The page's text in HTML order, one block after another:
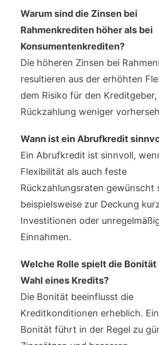
Warum sind die Zinsen bei
Rahmenkrediten höher als bei
Konsumentenkrediten?
Die höheren Zinsen bei
resultieren aus der erhöhten
dem Risiko für den Kreditgeber,
Rückzahlung weniger
Wann ist ein Abrufkredit
Ein Abrufkredit ist sinnvoll,
Flexibilität als auch feste
Rückzahlungsraten gewünscht
beispielsweise zur Deckung
Investitionen oder
Einnahmen.
Welche Rolle spielt die Bonität
Wahl eines Kredits?
Die Bonität beeinflusst die
Kreditkonditionen erheblich.
Bonität führt in der Regel zu